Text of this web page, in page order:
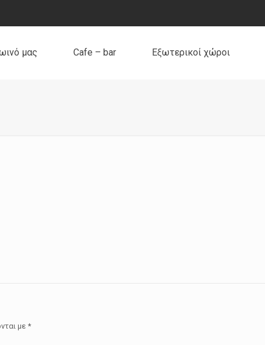
μας Cafe – bar Εξωτερικοί χώροι
με *